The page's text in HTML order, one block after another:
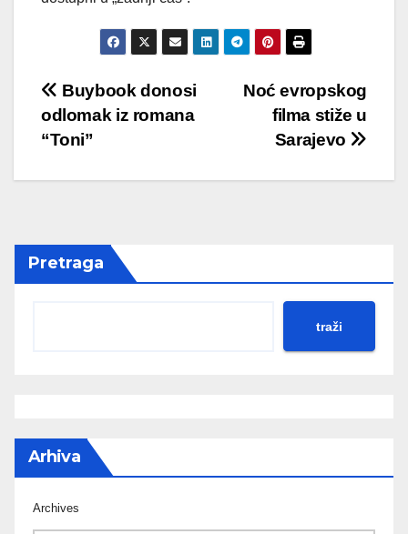
Post
navigation
Noć evropskog
filma stiže u
Sarajevo
Buybook donosi
odlomak iz romana
“Toni”
Pretraga
traži
Arhiva
Archives